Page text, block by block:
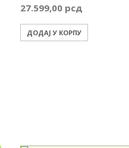
27.599,00 рсд
ДОДАЈ У КОРПУ